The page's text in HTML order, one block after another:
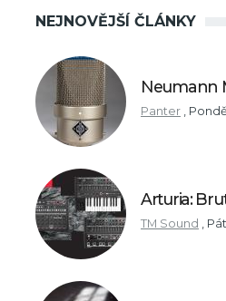
NEJNOVĚJŠÍ ČLÁNKY
Neumann
Panter ,
Arturia:
TM Sound ,